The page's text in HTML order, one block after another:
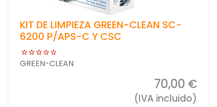
KIT DE LIMPIEZA GREEN-CLEAN SC-
6200 P/APS-C Y CSC
GREEN-CLEAN
70,00 €
(IVA incluido)